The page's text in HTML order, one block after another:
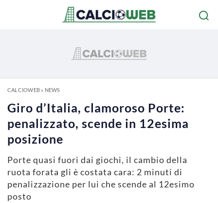
CALCIOWEB» NEWS
Giro d’Italia, clamoroso Porte:
penalizzato, scende in 12esima
posizione
Porte quasi fuori dai giochi, il cambio della
ruota forata gli è costata cara: 2 minuti di
penalizzazione per lui che scende al 12esimo
posto